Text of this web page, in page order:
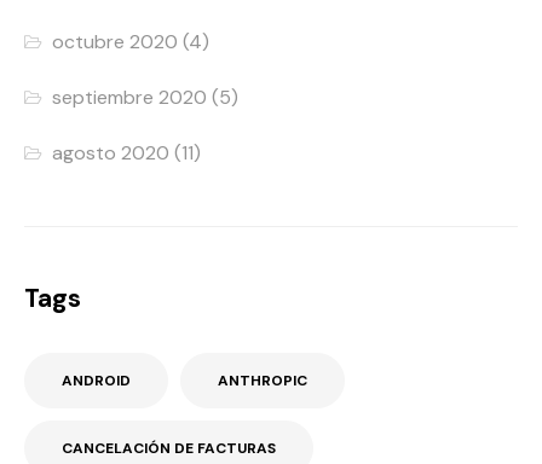
octubre 2020 (4)
septiembre 2020 (5)
agosto 2020 (11)
Tags
ANDROID ANTHROPIC
CANCELACIÓN DE FACTURAS